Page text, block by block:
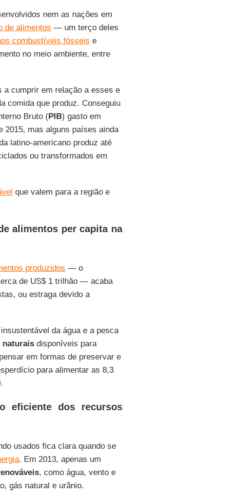
nem as nações em
de alimentos — um terço deles
combustíveis fósseis e
no meio ambiente, entre
cumprir em relação a esses e
comida que produz. Conseguiu
Bruto (PIB) gasto em
2015, mas alguns países ainda
latino-americano produz até
ou transformados em
que valem para a região e
alimentos per capita na
produzidos — o
de US$ 1 trilhão — acaba
ou estraga devido a
da água e a pesca
naturaisdisponíveis para
em formas de preservar e
para alimentar as 8,3
eficiente dos recursos
usados fica clara quando se
. Em 2013, apenas um
, como água, vento e
gás natural e urânio.